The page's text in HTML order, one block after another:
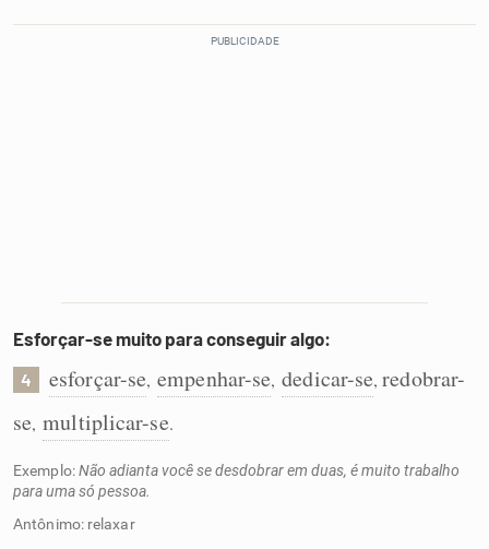
Esforçar-se muito para conseguir algo:
4 esforçar-se, empenhar-se, dedicar-se,redobrar-
se, multiplicar-se.
Exemplo:Não adianta você se desdobrar em duas, é muito trabalho
para uma só pessoa.
Antônimo: relaxar